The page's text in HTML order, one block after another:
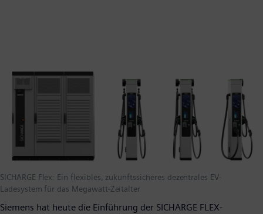
SICHARGE Flex: Ein flexibles, zukunftssicheres dezentrales EV-
Ladesystem für das Megawatt-Zeitalter
Siemens hat heute die Einführung der SICHARGE FLEX-